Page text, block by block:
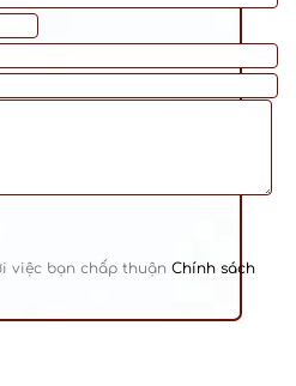
việc bạn chấp thuận Chính sách